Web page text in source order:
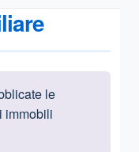
le
immobili